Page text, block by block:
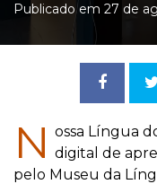
Publicado em 27 de
N ossa Língua
digital de
pelo Museu da